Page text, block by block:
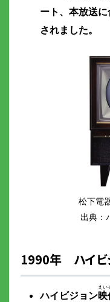
ート、本放送
されました。
松下電
出典：
1990年 ハイビ
ハイビジョン映